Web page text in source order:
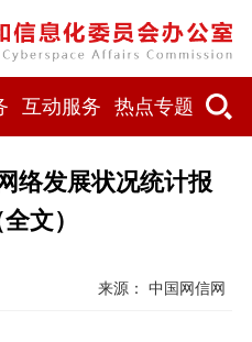
互动服务 热点专题
络发展状况统计报
文）
来源： 中国网信网